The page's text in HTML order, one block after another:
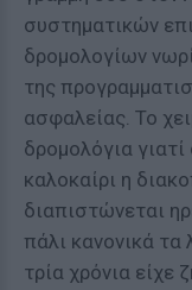
συστηματικών
δρομολογίων
της
ασφαλείας. Το
δρομολόγια
καλοκαίρι η
διαπιστώνεται
πάλι κανονικά
τρία χρόνια είχε